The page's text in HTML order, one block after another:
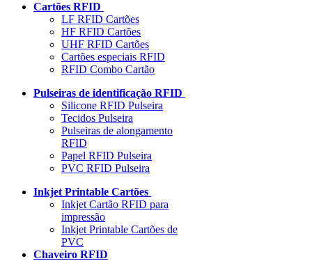
Cartões RFID
LF RFID Cartões
HF RFID Cartões
UHF RFID Cartões
Cartões especiais RFID
RFID Combo Cartão
Pulseiras de identificação RFID
Silicone RFID Pulseira
Tecidos Pulseira
Pulseiras de alongamento
RFID
Papel RFID Pulseira
PVC RFID Pulseira
Inkjet Printable Cartões
Inkjet Cartão RFID para
impressão
Inkjet Printable Cartões de
PVC
Chaveiro RFID